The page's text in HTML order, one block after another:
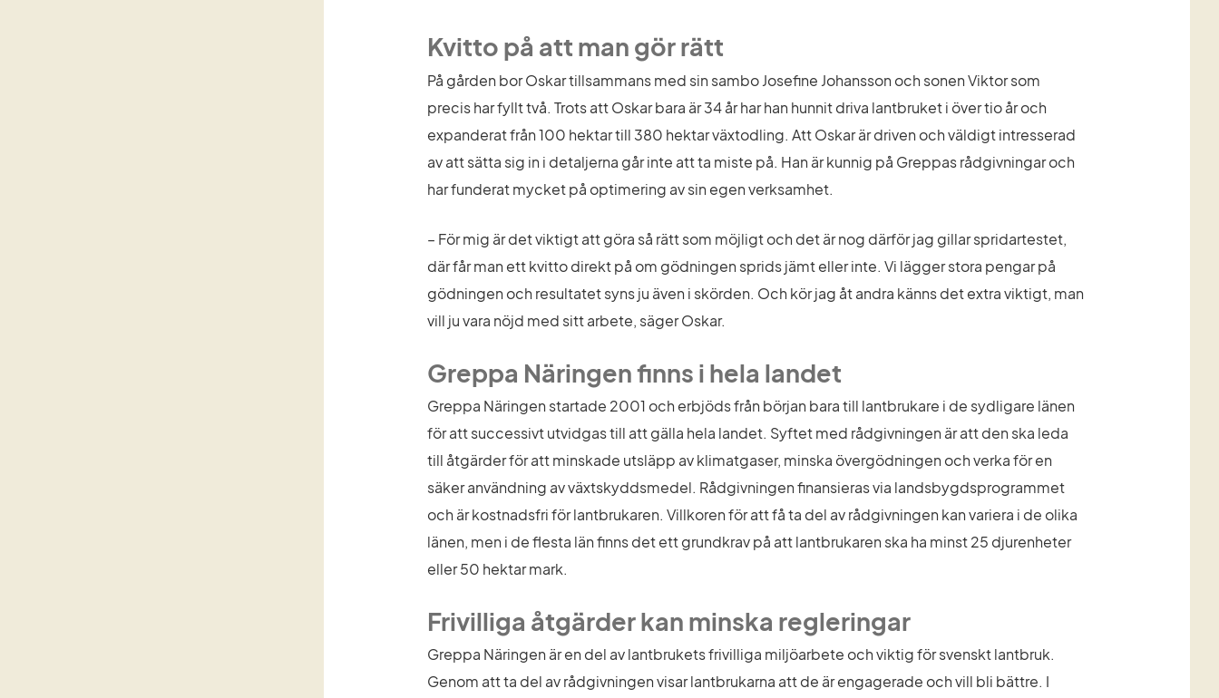
Kvitto på att man gör rätt
På gården bor Oskar tillsammans med sin sambo Josefine Johansson och sonen Viktor som
precis har fyllt två. Trots att Oskar bara är 34 år har han hunnit driva lantbruket i över tio år och
expanderat från 100 hektar till 380 hektar växtodling. Att Oskar är driven och väldigt intresserad
av att sätta sig in i detaljerna går inte att ta miste på. Han är kunnig på Greppas rådgivningar och
har funderat mycket på optimering av sin egen verksamhet.
– För mig är det viktigt att göra så rätt som möjligt och det är nog därför jag gillar spridartestet,
där får man ett kvitto direkt på om gödningen sprids jämt eller inte. Vi lägger stora pengar på
gödningen och resultatet syns ju även i skörden. Och kör jag åt andra känns det extra viktigt, man
vill ju vara nöjd med sitt arbete, säger Oskar.
Greppa Näringen finns i hela landet
Greppa Näringen startade 2001 och erbjöds från början bara till lantbrukare i de sydligare länen
för att successivt utvidgas till att gälla hela landet. Syftet med rådgivningen är att den ska leda
till åtgärder för att minskade utsläpp av klimatgaser, minska övergödningen och verka för en
säker användning av växtskyddsmedel. Rådgivningen finansieras via landsbygdsprogrammet
och är kostnadsfri för lantbrukaren. Villkoren för att få ta del av rådgivningen kan variera i de olika
länen, men i de flesta län finns det ett grundkrav på att lantbrukaren ska ha minst 25 djurenheter
eller 50 hektar mark.
Frivilliga åtgärder kan minska regleringar
Greppa Näringen är en del av lantbrukets frivilliga miljöarbete och viktig för svenskt lantbruk.
Genom att ta del av rådgivningen visar lantbrukarna att de är engagerade och vill bli bättre. I